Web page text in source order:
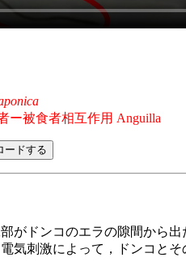
ー被食者相互作用 Anguilla
がドンコのエラの隙間から出
気刺激によって，ドンコとそ